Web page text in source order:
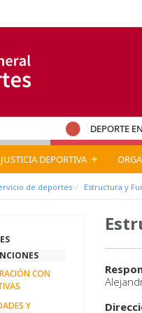
DEPORTE
DEPORTIVA +
de deportes Estructura y
CON
Y